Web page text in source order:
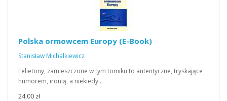
Polska ormowcem Europy (E-Book)
Stanisław Michalkiewicz
Felietony, zamieszczone w tym tomiku to autentyczne, tryskające
humorem, ironią, a niekiedy…
24,00 zł